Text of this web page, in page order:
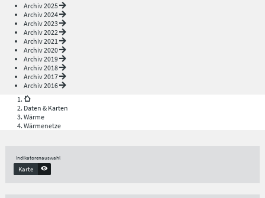
Archiv 2025
Archiv 2024
Archiv 2023
Archiv 2022
Archiv 2021
Archiv 2020
Archiv 2019
Archiv 2018
Archiv 2017
Archiv 2016
Daten & Karten
Wärme
Wärmenetze
Indikatorenauswahl
Karte